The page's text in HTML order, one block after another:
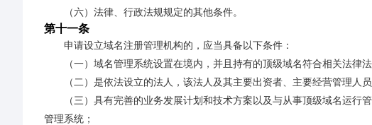
（六）法律、行政法规规定的其他条件。
第十一条
申请设立域名注册管理机构的，应当具备以下条件：
（一）域名管理系统设置在境内，并且持有的顶级域名符合相关法律
（二）是依法设立的法人，该法人及其主要出资者、主要经营管理人
（三）具有完善的业务发展计划和技术方案以及与从事顶级域名运
管理系统；